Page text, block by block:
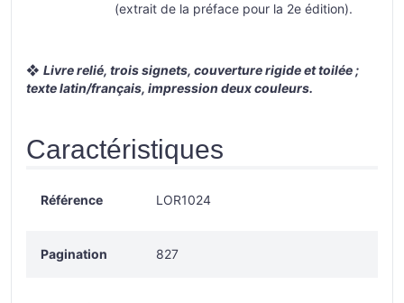
(extrait de la préface pour la 2e édition).
❖ Livre relié, trois signets, couverture rigide et toilée ;
texte latin/français, impression deux couleurs.
Caractéristiques
Référence LOR1024
Pagination 827